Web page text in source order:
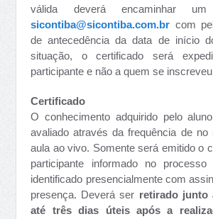
válida deverá encaminhar
sicontiba@sicontiba.com.br com
de antecedência da data de início
situação, o certificado será
participante e não a quem se
Certificado
O conhecimento adquirido pelo
avaliado através da frequência de no
aula ao vivo. Somente será emitido o
participante informado no
identificado presencialmente com
presença. Deverá ser retirado junto
até três dias úteis após a